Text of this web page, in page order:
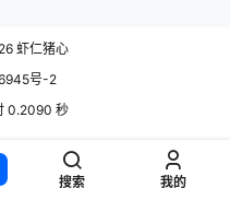
虾仁猪心
号-2
0.2090 秒
搜索 我的